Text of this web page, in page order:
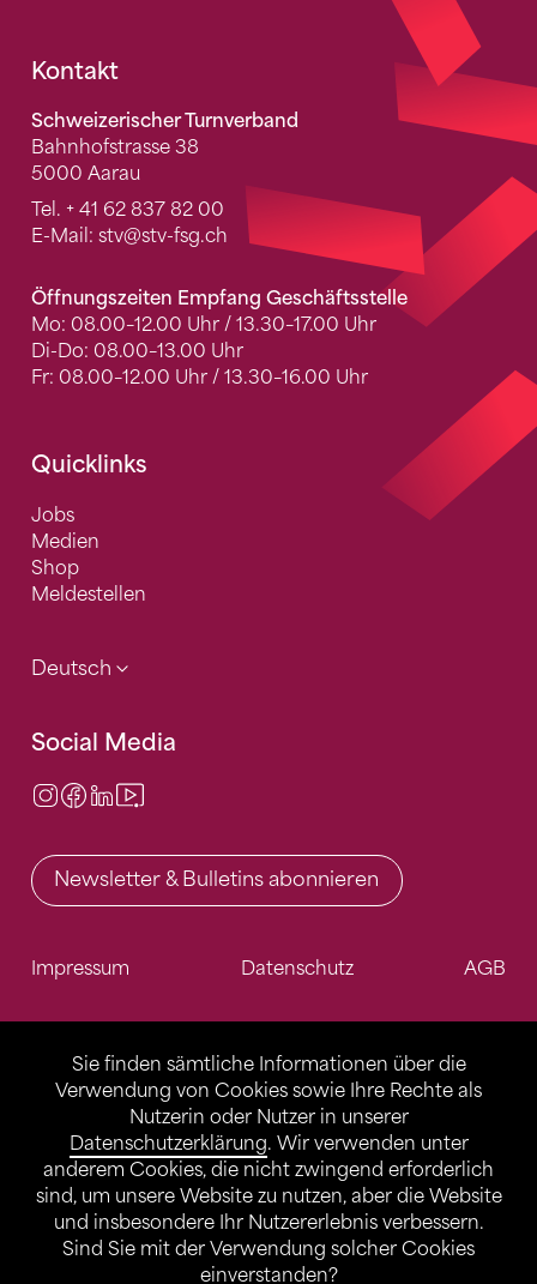
Sie finden sämtliche Informationen über die
Verwendung von Cookies sowie Ihre Rechte als
Nutzerin oder Nutzer in unserer
Datenschutzerklärung. Wir verwenden unter
anderem Cookies, die nicht zwingend erforderlich
sind, um unsere Website zu nutzen, aber die Website
und insbesondere Ihr Nutzererlebnis verbessern.
Sind Sie mit der Verwendung solcher Cookies
einverstanden?
Fusszeile
Kontakt
Schweizerischer Turnverband
Bahnhofstrasse 38
5000 Aarau
Tel. + 41 62 837 82 00
E-Mail: stv@stv-fsg.ch
Öffnungszeiten Empfang Geschäftsstelle
Mo: 08.00–12.00 Uhr / 13.30–17.00 Uhr
Di-Do: 08.00–13.00 Uhr
Fr: 08.00–12.00 Uhr / 13.30–16.00 Uhr
Quicklinks
Jobs
Medien
Shop
Meldestellen
Deutsch
Social Media
Instagram
Facebook
LinkedIn
Newsletter & Bulletins abonnieren
Impressum Datenschutz AGB